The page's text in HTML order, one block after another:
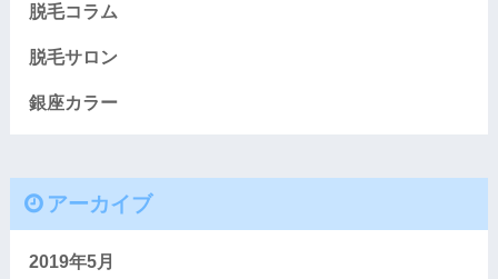
脱毛コラム
脱毛サロン
銀座カラー
アーカイブ
2019年5月